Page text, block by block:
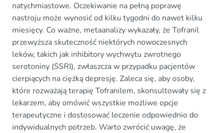
natychmiastowe. Oczekiwanie na pełną poprawę
nastroju może wynosić od kilku tygodni do nawet kilku
miesięcy. Co ważne, metaanalizy wykazały, że Tofranil
przewyższa skuteczność niektórych nowoczesnych
leków, takich jak inhibitory wychwytu zwrotnego
serotoniny (SSRI), zwłaszcza w przypadku pacjentów
cierpiących na ciężką depresję. Zaleca się, aby osoby,
które rozważają terapię Tofranilem, skonsultowały się z
lekarzem, aby omówić wszystkie możliwe opcje
terapeutyczne i dostosować leczenie odpowiednio do
indywidualnych potrzeb. Warto zwrócić uwagę, że